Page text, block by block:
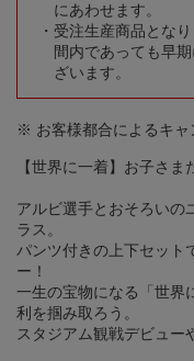
にあわせます。
受注生産商品とな
間内であっても早
ざいます。
※ お客様都合によるキャ
【世界に一着】お子さ
アルビ選手とおそろいの
ラス。
パンツ付きの上下セット
ー！
一生の宝物になる「世界
利を掴み取ろう。
スタジアム観戦デビュー